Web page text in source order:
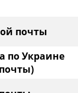
почты
по Украине